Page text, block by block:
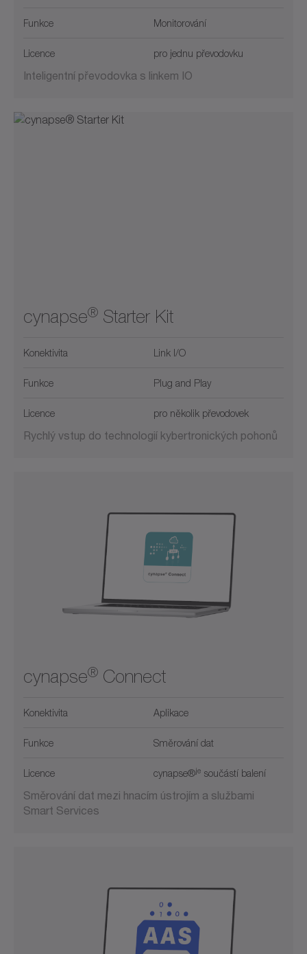
Funkce Monitorování
Licence pro jednu převodovku
Inteligentní převodovka s linkem IO
cynapse® Starter Kit
Konektivita Link I/O
Funkce Plug and Play
Licence pro několik převodovek
Rychlý vstup do technologií kybertronických pohonů
cynapse® Connect
Konektivita Aplikace
Funkce Směrování dat
Licence cynapse®je součástí balení
Směrování dat mezi hnacím ústrojím a službami
Smart Services